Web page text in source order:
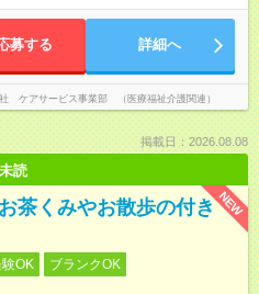
募する 詳細へ
ケアサービス事業部 （医療福祉介護関連）
掲載日：2026.08.08
未読
NEW
茶くみやお散歩の付き
OK
ブランクOK